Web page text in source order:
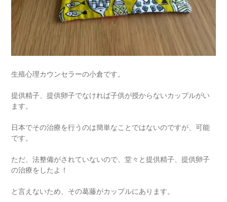
生殖心理カウンセラーの小倉です。
提供精子、提供卵子でなければ子供が授からないカップルがい
ます。
日本でその治療を行うのは簡単なことではないのですが、可能
です。
ただ、法整備がされていないので、堂々と提供精子、提供卵子
の治療をしたよ！
と言えないため、その葛藤がカップルにあります。